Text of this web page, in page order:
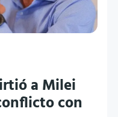
a Milei
con